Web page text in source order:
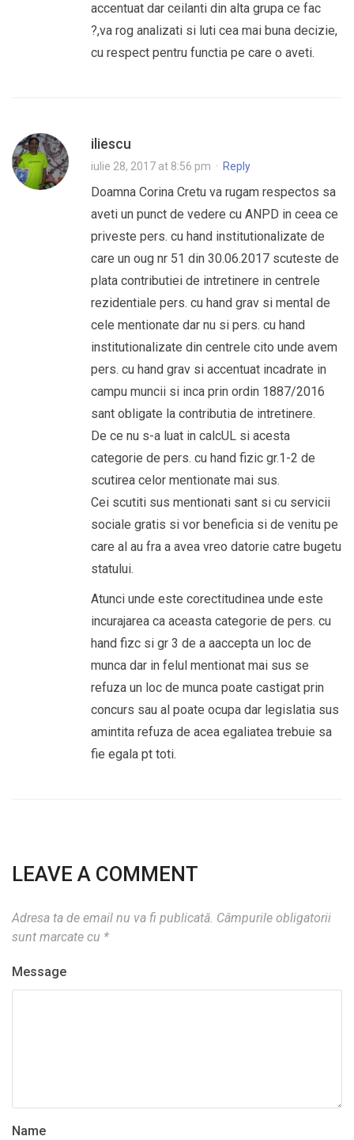
accentuat dar ceilanti din alta grupa ce fac
?,va rog analizati si luti cea mai buna decizie,
cu respect pentru functia pe care o aveti.
iliescu
iulie 28, 2017 at 8:56 pm · Reply
Doamna Corina Cretu va rugam respectos sa
aveti un punct de vedere cu ANPD in ceea ce
priveste pers. cu hand institutionalizate de
care un oug nr 51 din 30.06.2017 scuteste de
plata contributiei de intretinere in centrele
rezidentiale pers. cu hand grav si mental de
cele mentionate dar nu si pers. cu hand
institutionalizate din centrele cito unde avem
pers. cu hand grav si accentuat incadrate in
campu muncii si inca prin ordin 1887/2016
sant obligate la contributia de intretinere.
De ce nu s-a luat in calcUL si acesta
categorie de pers. cu hand fizic gr.1-2 de
scutirea celor mentionate mai sus.
Cei scutiti sus mentionati sant si cu servicii
sociale gratis si vor beneficia si de venitu pe
care al au fra a avea vreo datorie catre bugetu
statului.
Atunci unde este corectitudinea unde este
incurajarea ca aceasta categorie de pers. cu
hand fizc si gr 3 de a aaccepta un loc de
munca dar in felul mentionat mai sus se
refuza un loc de munca poate castigat prin
concurs sau al poate ocupa dar legislatia sus
amintita refuza de acea egaliatea trebuie sa
fie egala pt toti.
LEAVE A COMMENT
Adresa ta de email nu va fi publicată. Câmpurile obligatorii
sunt marcate cu *
Message
Name